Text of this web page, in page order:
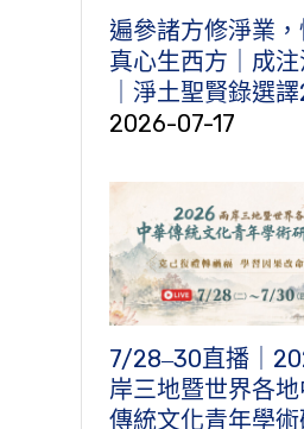
遍參諸方修淨業，
真心生西方｜成
｜淨土聖賢錄選
2026-07-17
7/28‒30直播｜
岸三地暨世界各
傳統文化青年學術